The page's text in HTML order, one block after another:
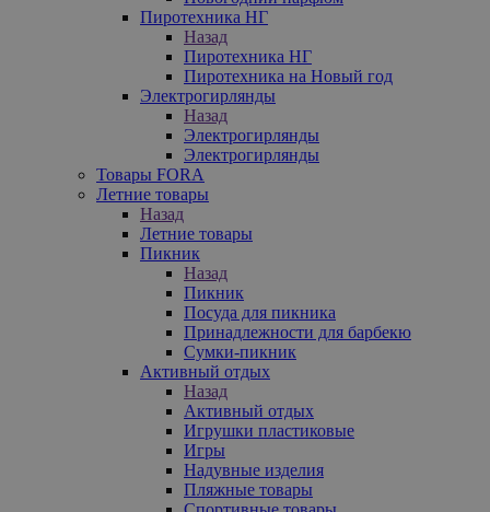
Пиротехника НГ
Назад
Пиротехника НГ
Пиротехника на Новый год
Электрогирлянды
Назад
Электрогирлянды
Электрогирлянды
Товары FORA
Летние товары
Назад
Летние товары
Пикник
Назад
Пикник
Посуда для пикника
Принадлежности для барбекю
Сумки-пикник
Активный отдых
Назад
Активный отдых
Игрушки пластиковые
Игры
Надувные изделия
Пляжные товары